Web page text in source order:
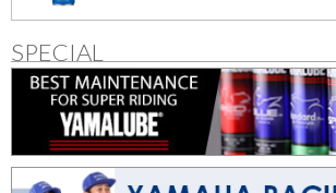
SPECIAL